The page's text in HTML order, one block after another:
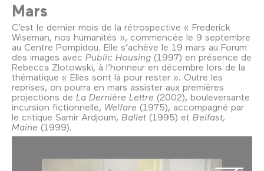
Mars
C’est le dernier mois de la rétrospective « Frederick
Wiseman, nos humanités », commencée le 9 septembre
au Centre Pompidou. Elle s’achève le 19 mars au Forum
des images avec Public Housing (1997) en présence de
Rebecca Zlotowski, à l’honneur en décembre lors de la
thématique « Elles sont là pour rester ». Outre les
reprises, on pourra en mars assister aux premières
projections de La Dernière Lettre (2002), bouleversante
incursion fictionnelle, Welfare (1975), accompagné par
le critique Samir Ardjoum, Ballet (1995) et Belfast,
Maine (1999).